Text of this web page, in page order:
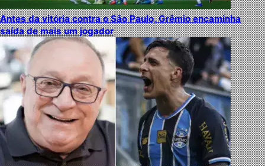
Antes da vitória contra o São Paulo, Grêmio encaminha
saída de mais um jogador